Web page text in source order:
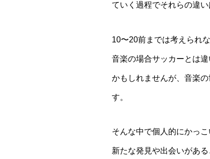
ていく過程でそれらの違
10〜20前までは考えられ
音楽の場合サッカーとは
かもしれませんが、音楽
す。
そんな中で個人的にかっ
新たな発見や出会いがある